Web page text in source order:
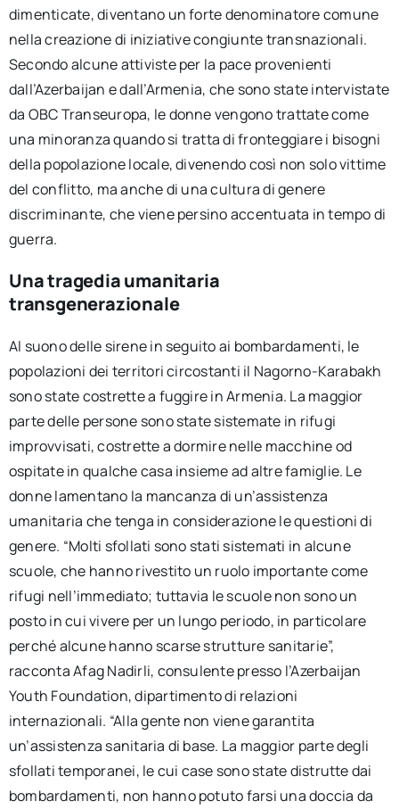
dimenticate, diventano un forte denominatore comune
nella creazione di iniziative congiunte transnazionali.
Secondo alcune attiviste per la pace provenienti
dall’Azerbaijan e dall’Armenia, che sono state intervistate
da OBC Transeuropa, le donne vengono trattate come
una minoranza quando si tratta di fronteggiare i bisogni
della popolazione locale, divenendo così non solo vittime
del conflitto, ma anche di una cultura di genere
discriminante, che viene persino accentuata in tempo di
guerra.
Una tragedia umanitaria
transgenerazionale
Al suono delle sirene in seguito ai bombardamenti, le
popolazioni dei territori circostanti il Nagorno-Karabakh
sono state costrette a fuggire in Armenia. La maggior
parte delle persone sono state sistemate in rifugi
improvvisati, costrette a dormire nelle macchine od
ospitate in qualche casa insieme ad altre famiglie. Le
donne lamentano la mancanza di un’assistenza
umanitaria che tenga in considerazione le questioni di
genere. “Molti sfollati sono stati sistemati in alcune
scuole, che hanno rivestito un ruolo importante come
rifugi nell’immediato; tuttavia le scuole non sono un
posto in cui vivere per un lungo periodo, in particolare
perché alcune hanno scarse strutture sanitarie”,
racconta Afag Nadirli, consulente presso l’Azerbaijan
Youth Foundation, dipartimento di relazioni
internazionali. “Alla gente non viene garantita
un’assistenza sanitaria di base. La maggior parte degli
sfollati temporanei, le cui case sono state distrutte dai
bombardamenti, non hanno potuto farsi una doccia da